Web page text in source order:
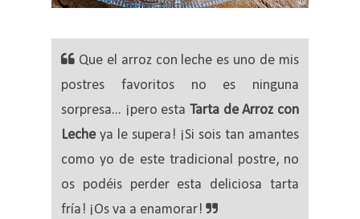
Que el arroz con leche es uno de mis
postres favoritos no es ninguna
sorpresa... ¡pero esta Tarta de Arroz con
Lecheya le supera! ¡Si sois tan amantes
como yo de este tradicional postre, no
os podéis perder esta deliciosa tarta
fría! ¡Os va a enamorar!